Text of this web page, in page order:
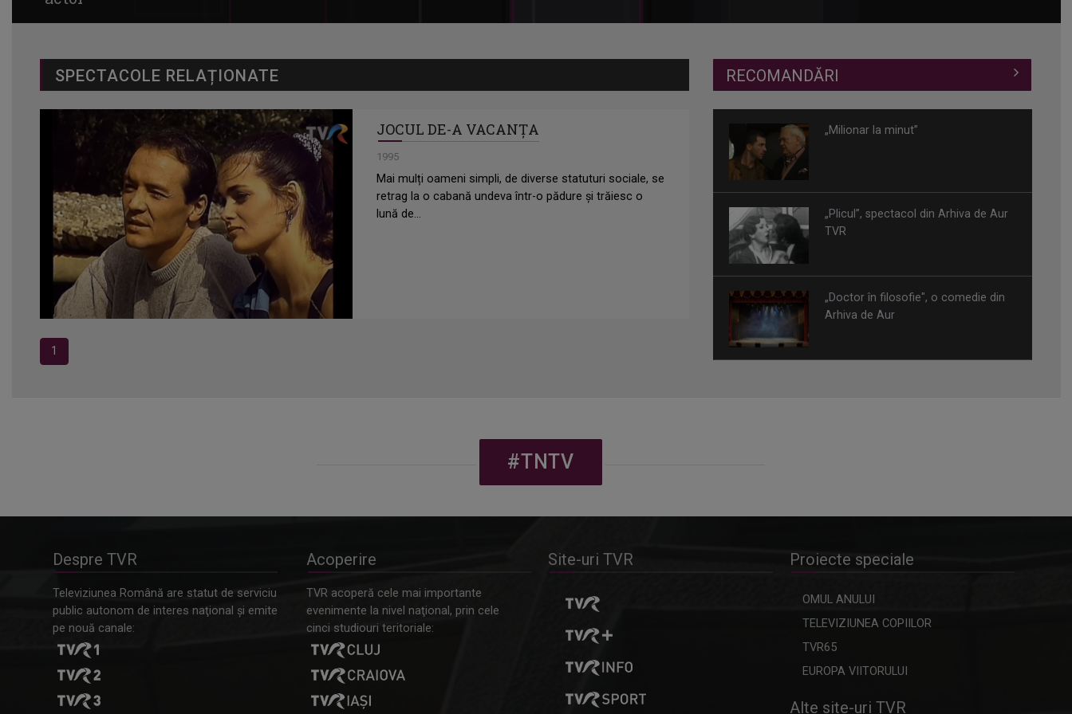
SPECTACOLE RELAȚIONATE
JOCUL DE-A VACANȚA
1995
Mai mulți oameni simpli, de diverse statuturi sociale, se
retrag la o cabană undeva într-o pădure și trăiesc o
lună de...
1
RECOMANDĂRI
„Milionar la minut”
„Plicul”, spectacol din Arhiva de Aur
TVR
„Doctor în filosofie", o comedie din
Arhiva de Aur
#TNTV
Despre TVR
Televiziunea Română are statut de serviciu
public autonom de interes naţional şi emite
pe nouă canale:
Acoperire
TVR acoperă cele mai importante
evenimente la nivel naţional, prin cele
cinci studiouri teritoriale:
Site-uri TVR Proiecte speciale
OMUL ANULUI
TELEVIZIUNEA COPIILOR
TVR65
EUROPA VIITORULUI
Alte site-uri TVR